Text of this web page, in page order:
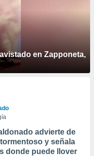
en Zapponeta,
advierte de
y señala
donde puede llover